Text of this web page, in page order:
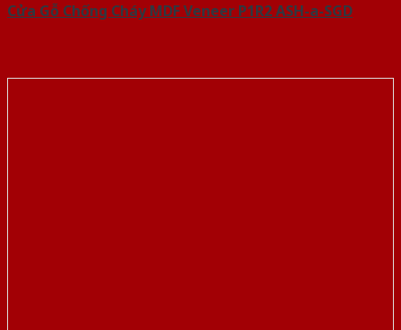
Cửa Gỗ Chống Cháy MDF Veneer P1R2 ASH-a-SGD